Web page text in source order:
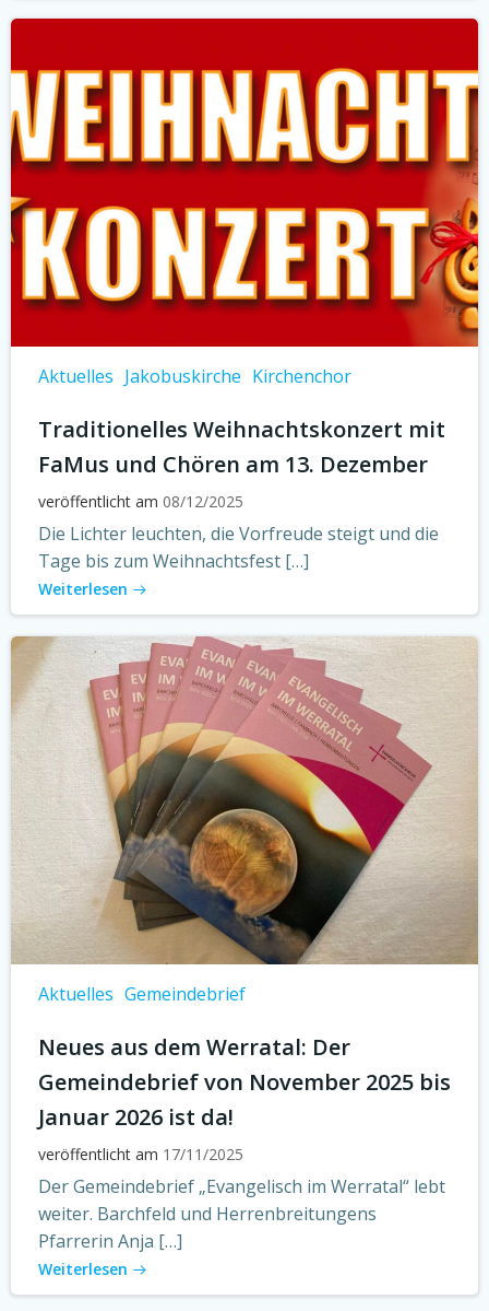
Aktuelles Jakobuskirche Kirchenchor
Traditionelles Weihnachtskonzert mit
FaMus und Chören am 13. Dezember
veröffentlicht am 08/12/2025
Die Lichter leuchten, die Vorfreude steigt und die
Tage bis zum Weihnachtsfest […]
Weiterlesen
Aktuelles Gemeindebrief
Neues aus dem Werratal: Der
Gemeindebrief von November 2025 bis
Januar 2026 ist da!
veröffentlicht am 17/11/2025
Der Gemeindebrief „Evangelisch im Werratal“ lebt
weiter. Barchfeld und Herrenbreitungens
Pfarrerin Anja […]
Weiterlesen